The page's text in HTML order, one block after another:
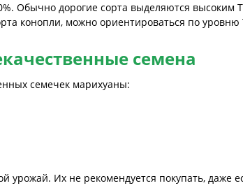
Обычно дорогие сорта выделяются высоким
конопли, можно ориентироваться по уровню
семена
семечек марихуаны:
урожай. Их не рекомендуется покупать, даже